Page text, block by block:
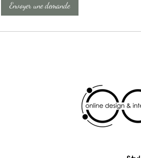
Envoyer une demande